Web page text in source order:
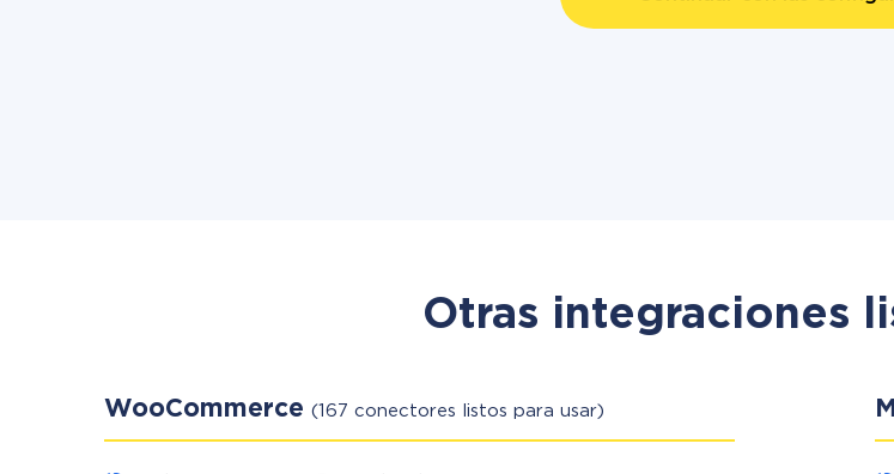
Otras integraciones
WooCommerce (167 conectores listos para usar)